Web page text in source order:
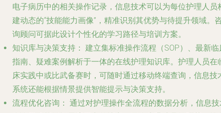
电子病历中的相关操作记录，信息技术可以为每位护理人员
建动态的“技能能力画像”，精准识别其优势与待提升领域。
询顾问可据此设计个性化的学习路径与培训方案。
知识库与决策支持： 建立集标准操作流程（SOP）、最新临
指南、疑难案例解析于一体的在线护理知识库。护理人员在
床实践中或比武备赛时，可随时通过移动终端查询，信息技
系统还能根据情景提供智能提示与决策支持。
流程优化咨询： 通过对护理操作全流程的数据分析，信息